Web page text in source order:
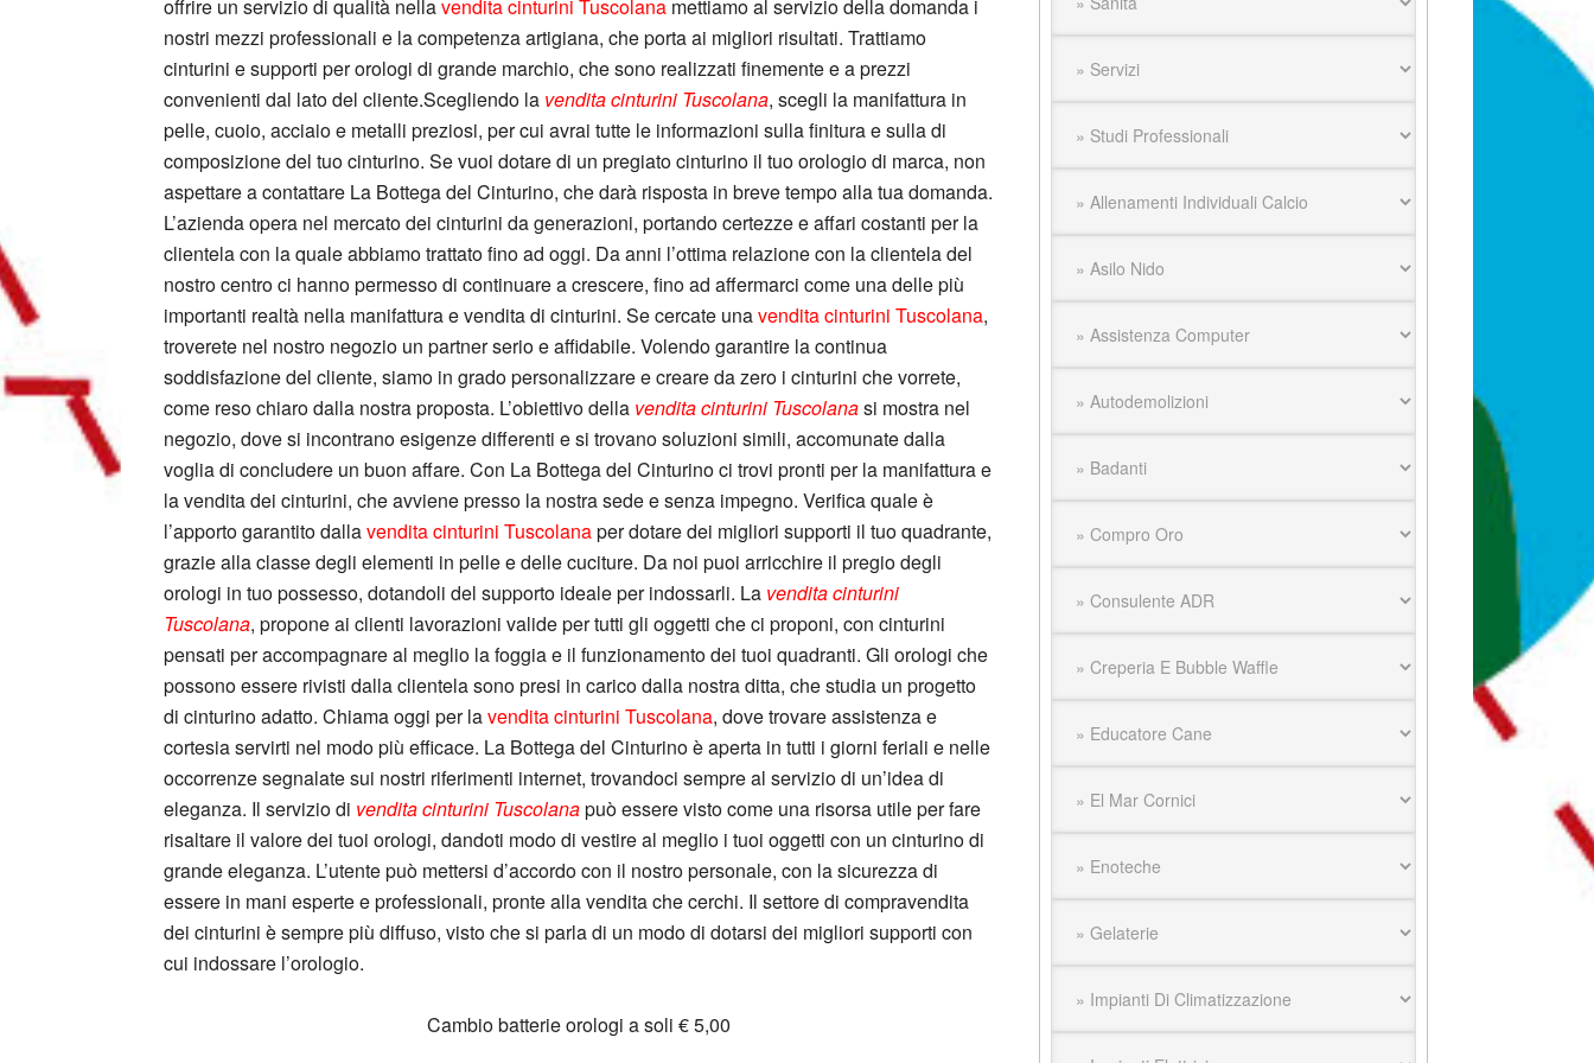
offrire un servizio di qualità nellavendita cinturini Tuscolana mettiamo al servizio della domanda i
nostri mezzi professionali e la competenza artigiana, che porta ai migliori risultati. Trattiamo
cinturini e supporti per orologi di grande marchio, che sono realizzati finemente e a prezzi
convenienti dal lato del cliente.Scegliendo la vendita cinturini Tuscolana, scegli la manifattura in
pelle, cuoio, acciaio e metalli preziosi, per cui avrai tutte le informazioni sulla finitura e sulla di
composizione del tuo cinturino. Se vuoi dotare di un pregiato cinturino il tuo orologio di marca, non
aspettare a contattare La Bottega del Cinturino, che darà risposta in breve tempo alla tua domanda.
L’azienda opera nel mercato dei cinturini da generazioni, portando certezze e affari costanti per la
clientela con la quale abbiamo trattato fino ad oggi. Da anni l’ottima relazione con la clientela del
nostro centro ci hanno permesso di continuare a crescere, fino ad affermarci come una delle più
importanti realtà nella manifattura e vendita di cinturini. Se cercate unavendita cinturini Tuscolana,
troverete nel nostro negozio un partner serio e affidabile. Volendo garantire la continua
soddisfazione del cliente, siamo in grado personalizzare e creare da zero i cinturini che vorrete,
come reso chiaro dalla nostra proposta. L’obiettivo della vendita cinturini Tuscolanasi mostra nel
negozio, dove si incontrano esigenze differenti e si trovano soluzioni simili, accomunate dalla
voglia di concludere un buon affare. Con La Bottega del Cinturino ci trovi pronti per la manifattura e
la vendita dei cinturini, che avviene presso la nostra sede e senza impegno. Verifica quale è
l’apporto garantito dallavendita cinturini Tuscolanaper dotare dei migliori supporti il tuo quadrante,
grazie alla classe degli elementi in pelle e delle cuciture. Da noi puoi arricchire il pregio degli
orologi in tuo possesso, dotandoli del supporto ideale per indossarli. La vendita cinturini
Tuscolana, propone ai clienti lavorazioni valide per tutti gli oggetti che ci proponi, con cinturini
pensati per accompagnare al meglio la foggia e il funzionamento dei tuoi quadranti. Gli orologi che
possono essere rivisti dalla clientela sono presi in carico dalla nostra ditta, che studia un progetto
di cinturino adatto. Chiama oggi per lavendita cinturini Tuscolana, dove trovare assistenza e
cortesia servirti nel modo più efficace. La Bottega del Cinturino è aperta in tutti i giorni feriali e nelle
occorrenze segnalate sui nostri riferimenti internet, trovandoci sempre al servizio di un’idea di
eleganza. Il servizio di vendita cinturini Tuscolanapuò essere visto come una risorsa utile per fare
risaltare il valore dei tuoi orologi, dandoti modo di vestire al meglio i tuoi oggetti con un cinturino di
grande eleganza. L’utente può mettersi d’accordo con il nostro personale, con la sicurezza di
essere in mani esperte e professionali, pronte alla vendita che cerchi. Il settore di compravendita
dei cinturini è sempre più diffuso, visto che si parla di un modo di dotarsi dei migliori supporti con
cui indossare l’orologio.
Cambio batterie orologi a soli € 5,00